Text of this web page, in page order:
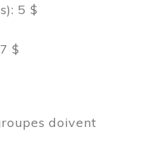
5 $
$
doivent